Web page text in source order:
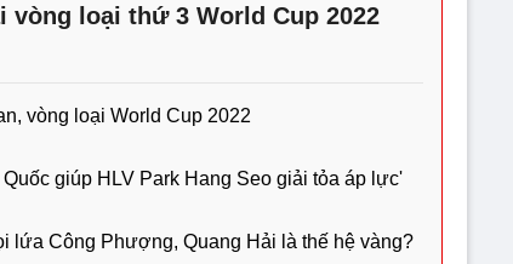
loại thứ 3 World Cup 2022
vòng loại World Cup 2022
giúp HLV Park Hang Seo giải tỏa áp lực'
lứa Công Phượng, Quang Hải là thế hệ vàng?